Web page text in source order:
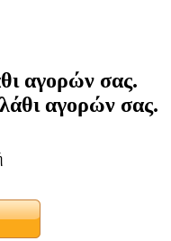
αγορών σας.
αγορών σας.